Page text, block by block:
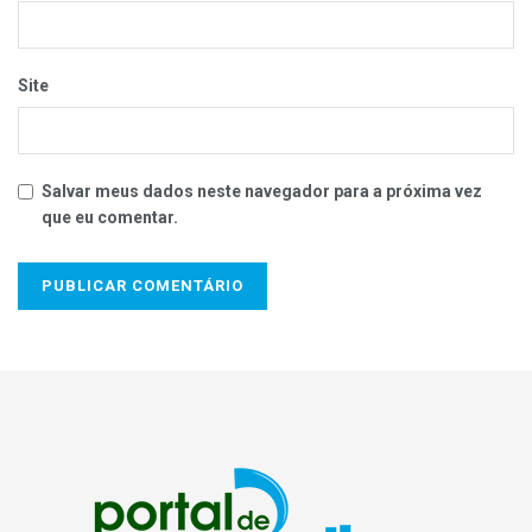
Site
Salvar meus dados neste navegador para a próxima vez
que eu comentar.